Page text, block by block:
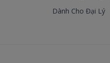
Dành Cho Đại Lý